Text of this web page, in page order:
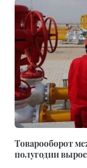
Товарооборот
полугодии вырос